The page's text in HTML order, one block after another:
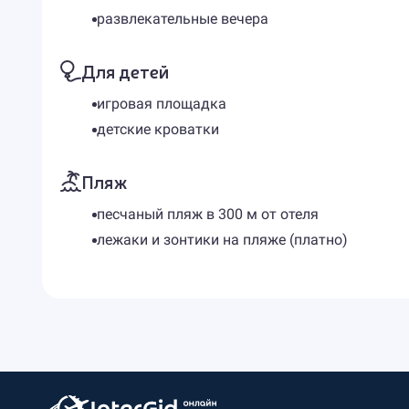
развлекательные вечера
Для детей
игровая площадка
детские кроватки
Пляж
песчаный пляж в 300 м от отеля
лежаки и зонтики на пляже (платно)